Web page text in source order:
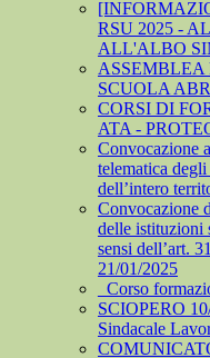
RSU 2025 -
ALL'ALBO
ASSEMBLEA
SCUOLA
CORSI DI
ATA -
Convocazione
telematica
dell’intero
Convocazione
delle istituzioni
sensi dell’art.
21/01/2025
_Corso
SCIOPERO
Sindacale